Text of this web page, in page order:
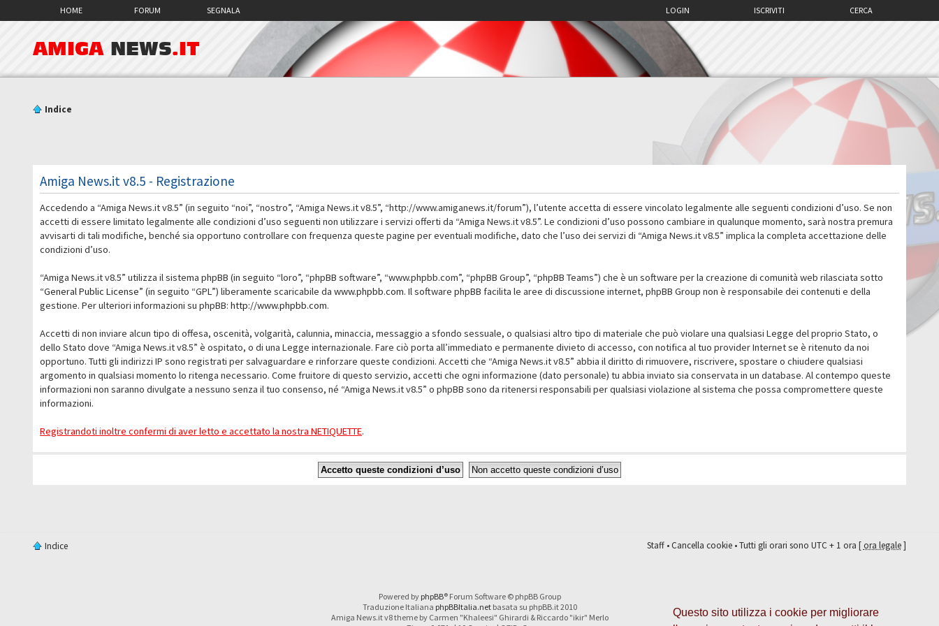
Questo sito utilizza i cookie per migliorare
HOME FORUM SEGNALA CERCA
ISCRIVITI
LOGIN
AMIGA NEWS.IT
Indice
Amiga News.it v8.5 - Registrazione
Accedendo a “Amiga News.it v8.5” (in seguito “noi”, “nostro”, “Amiga News.it v8.5”, “http://www.amiganews.it/forum”), l’utente accetta di essere vincolato legalmente alle seguenti condizioni d’uso. Se non
accetti di essere limitato legalmente alle condizioni d’uso seguenti non utilizzare i servizi offerti da “Amiga News.it v8.5”. Le condizioni d’uso possono cambiare in qualunque momento, sarà nostra premura
avvisarti di tali modifiche, benché sia opportuno controllare con frequenza queste pagine per eventuali modifiche, dato che l’uso dei servizi di “Amiga News.it v8.5” implica la completa accettazione delle
condizioni d’uso.
“Amiga News.it v8.5” utilizza il sistema phpBB (in seguito “loro”, “phpBB software”, “www.phpbb.com”, “phpBB Group”, “phpBB Teams”) che è un software per la creazione di comunità web rilasciata sotto
“General Public License” (in seguito “GPL”) liberamente scaricabile dawww.phpbb.com. Il software phpBB facilita le aree di discussione internet, phpBB Group non è responsabile dei contenuti e della
gestione. Per ulteriori informazioni su phpBB:http://www.phpbb.com.
Accetti di non inviare alcun tipo di offesa, oscenità, volgarità, calunnia, minaccia, messaggio a sfondo sessuale, o qualsiasi altro tipo di materiale che può violare una qualsiasi Legge del proprio Stato, o
dello Stato dove “Amiga News.it v8.5” è ospitato, o di una Legge internazionale. Fare ciò porta all’immediato e permanente divieto di accesso, con notifica al tuo provider Internet se è ritenuto da noi
opportuno. Tutti gli indirizzi IP sono registrati per salvaguardare e rinforzare queste condizioni. Accetti che “Amiga News.it v8.5” abbia il diritto di rimuovere, riscrivere, spostare o chiudere qualsiasi
argomento in qualsiasi momento lo ritenga necessario. Come fruitore di questo servizio, accetti che ogni informazione (dato personale) tu abbia inviato sia conservata in un database. Al contempo queste
informazioni non saranno divulgate a nessuno senza il tuo consenso, né “Amiga News.it v8.5” o phpBB sono da ritenersi responsabili per qualsiasi violazione al sistema che possa compromettere queste
informazioni.
Registrandoti inoltre confermi di aver letto e accettato la nostra NETIQUETTE.
Indice Staff•Cancella cookie• Tutti gli orari sono UTC + 1 ora [ora legale]
Powered by phpBB® Forum Software © phpBB Group
Traduzione Italiana phpBBItalia.netbasata su phpBB.it 2010
Amiga News.it v8 theme by Carmen "Khaleesi" Ghirardi & Riccardo "ikir" Merlo